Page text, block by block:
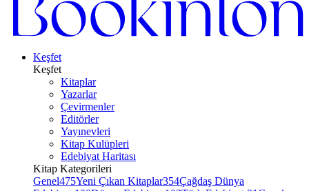
Keşfet
Keşfet
Kitaplar
Yazarlar
Çevirmenler
Editörler
Yayınevleri
Kitap Kulüpleri
Edebiyat Haritası
Kitap Kategorileri
Genel475Yeni Çıkan Kitaplar354Çağdaş Dünya